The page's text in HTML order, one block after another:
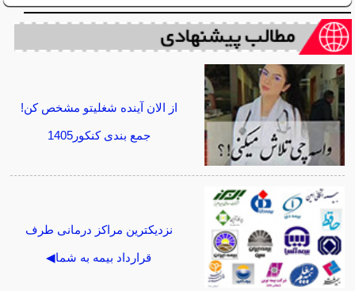
از الان آینده شغلیتو مشخص کن!
جمع بندی کنکور1405
نزدیکترین مراکز درمانی طرف
قرارداد بیمه به شما◀